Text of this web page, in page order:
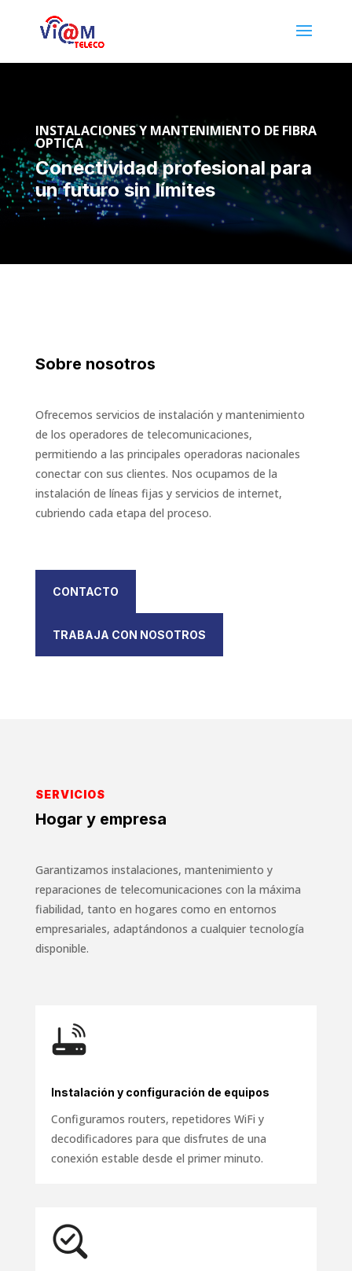
INSTALACIONES Y MANTENIMIENTO DE FIBRA
OPTICA
Conectividad profesional para
un futuro sin límites
Sobre nosotros
Ofrecemos servicios de instalación y mantenimiento
de los operadores de telecomunicaciones,
permitiendo a las principales operadoras nacionales
conectar con sus clientes. Nos ocupamos de la
instalación de líneas fijas y servicios de internet,
cubriendo cada etapa del proceso.
CONTACTO
TRABAJA CON NOSOTROS
SERVICIOS
Hogar y empresa
Garantizamos instalaciones, mantenimiento y
reparaciones de telecomunicaciones con la máxima
fiabilidad, tanto en hogares como en entornos
empresariales, adaptándonos a cualquier tecnología
disponible.
Instalación y configuración de equipos
Configuramos routers, repetidores WiFi y
decodificadores para que disfrutes de una
conexión estable desde el primer minuto.